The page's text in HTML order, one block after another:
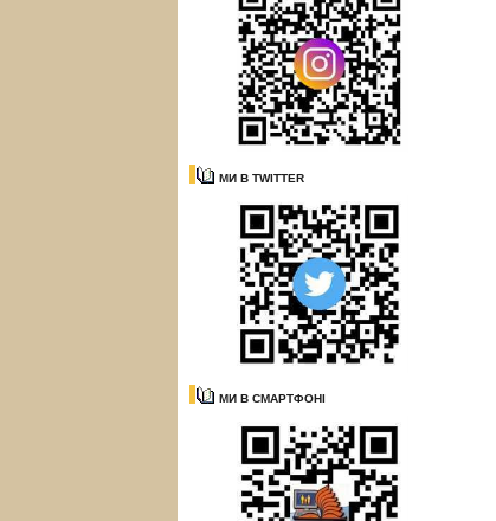
МИ В TWITTER
МИ В СМАРТФОНІ